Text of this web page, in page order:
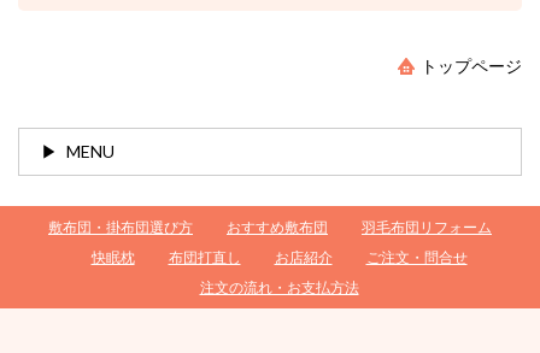
トップページ
MENU
敷布団・掛布団選び方 おすすめ敷布団
羽毛布団リフォーム
快眠枕
布団打直し お店紹介
ご注文・問合せ
注文の流れ・お支払方法